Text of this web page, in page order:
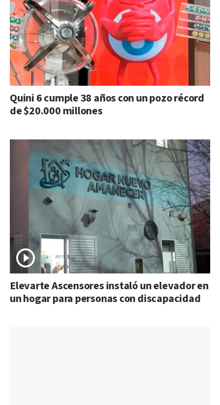
Quini 6 cumple 38 años con un pozo récord
de $20.000 millones
Elevarte Ascensores instaló un elevador en
un hogar para personas con discapacidad